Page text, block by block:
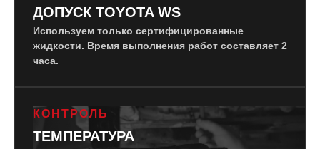
ДОПУСК TOYOTA WS
Используем только сертифицированные
жидкости. Время выполнения работ составляет 2
часа.
КОНТРОЛЬ
ТЕМПЕРАТУРА